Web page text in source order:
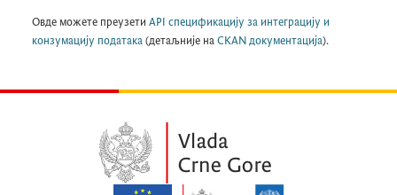
Овде можете преузети API спецификацију за интеграцију и
конзумацију података (детаљније на CKAN документација).